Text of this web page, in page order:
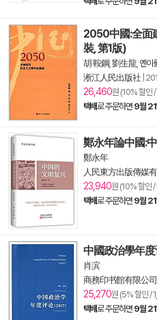
2050中國:全面
裝, 第1版)
胡 鞍鋼 劉生龍, 옌이
淅江人民出版社
26,460원 (10% 할인
택배로 주문하면 9월
鄭永年論中國:
鄭永年
人民東方出版傳媒
23,940원 (10% 할인
택배로 주문하면 9월
中國政治學年
肖滨
商務印书館有限公司
25,270원 (5% 할인 /
택배로 주문하면 9월